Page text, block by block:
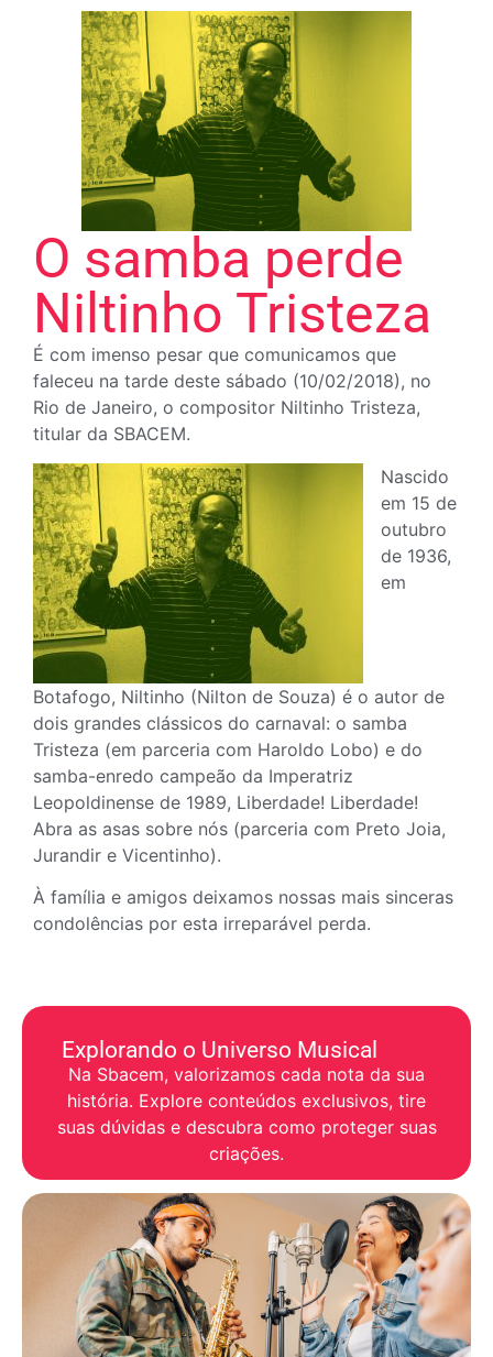
O samba perde
Niltinho Tristeza
É com imenso pesar que comunicamos que
faleceu na tarde deste sábado (10/02/2018), no
Rio de Janeiro, o compositor Niltinho Tristeza,
titular da SBACEM.
Nascido
em 15 de
outubro
de 1936,
em
Botafogo, Niltinho (Nilton de Souza) é o autor de
dois grandes clássicos do carnaval: o samba
Tristeza (em parceria com Haroldo Lobo) e do
samba-enredo campeão da Imperatriz
Leopoldinense de 1989, Liberdade! Liberdade!
Abra as asas sobre nós (parceria com Preto Joia,
Jurandir e Vicentinho).
À família e amigos deixamos nossas mais sinceras
condolências por esta irreparável perda.
Explorando o Universo Musical
Na Sbacem, valorizamos cada nota da sua
história. Explore conteúdos exclusivos, tire
suas dúvidas e descubra como proteger suas
criações.